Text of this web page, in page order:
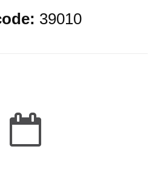
39010